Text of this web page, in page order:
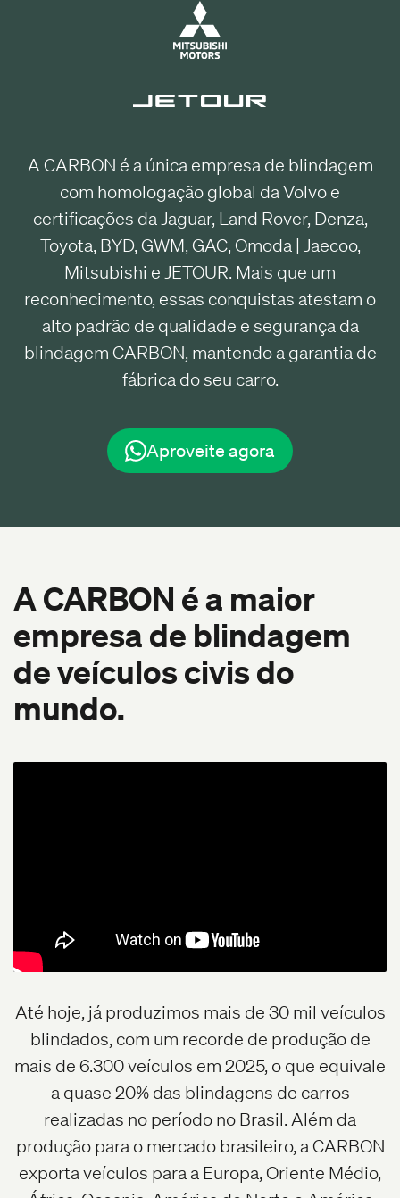
A CARBON é a única empresa de blindagem
com homologação global da Volvo e
certificações da Jaguar, Land Rover, Denza,
Toyota, BYD, GWM, GAC, Omoda | Jaecoo,
Mitsubishi e JETOUR. Mais que um
reconhecimento, essas conquistas atestam o
alto padrão de qualidade e segurança da
blindagem CARBON, mantendo a garantia de
fábrica do seu carro.
Aproveite agora
A CARBON é a maior
empresa de blindagem
de veículos civis do
mundo.
Até hoje, já produzimos mais de 30 mil veículos
blindados, com um recorde de produção de
mais de 6.300 veículos em 2025, o que equivale
a quase 20% das blindagens de carros
realizadas no período no Brasil. Além da
produção para o mercado brasileiro, a CARBON
exporta veículos para a Europa, Oriente Médio,